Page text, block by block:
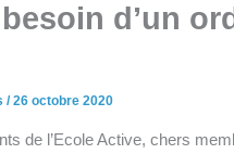
d’un
/26 octobre 2020
de l’Ecole Active, chers